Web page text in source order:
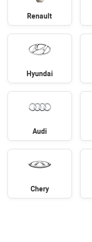
Renault
Hyundai
Audi
Chery